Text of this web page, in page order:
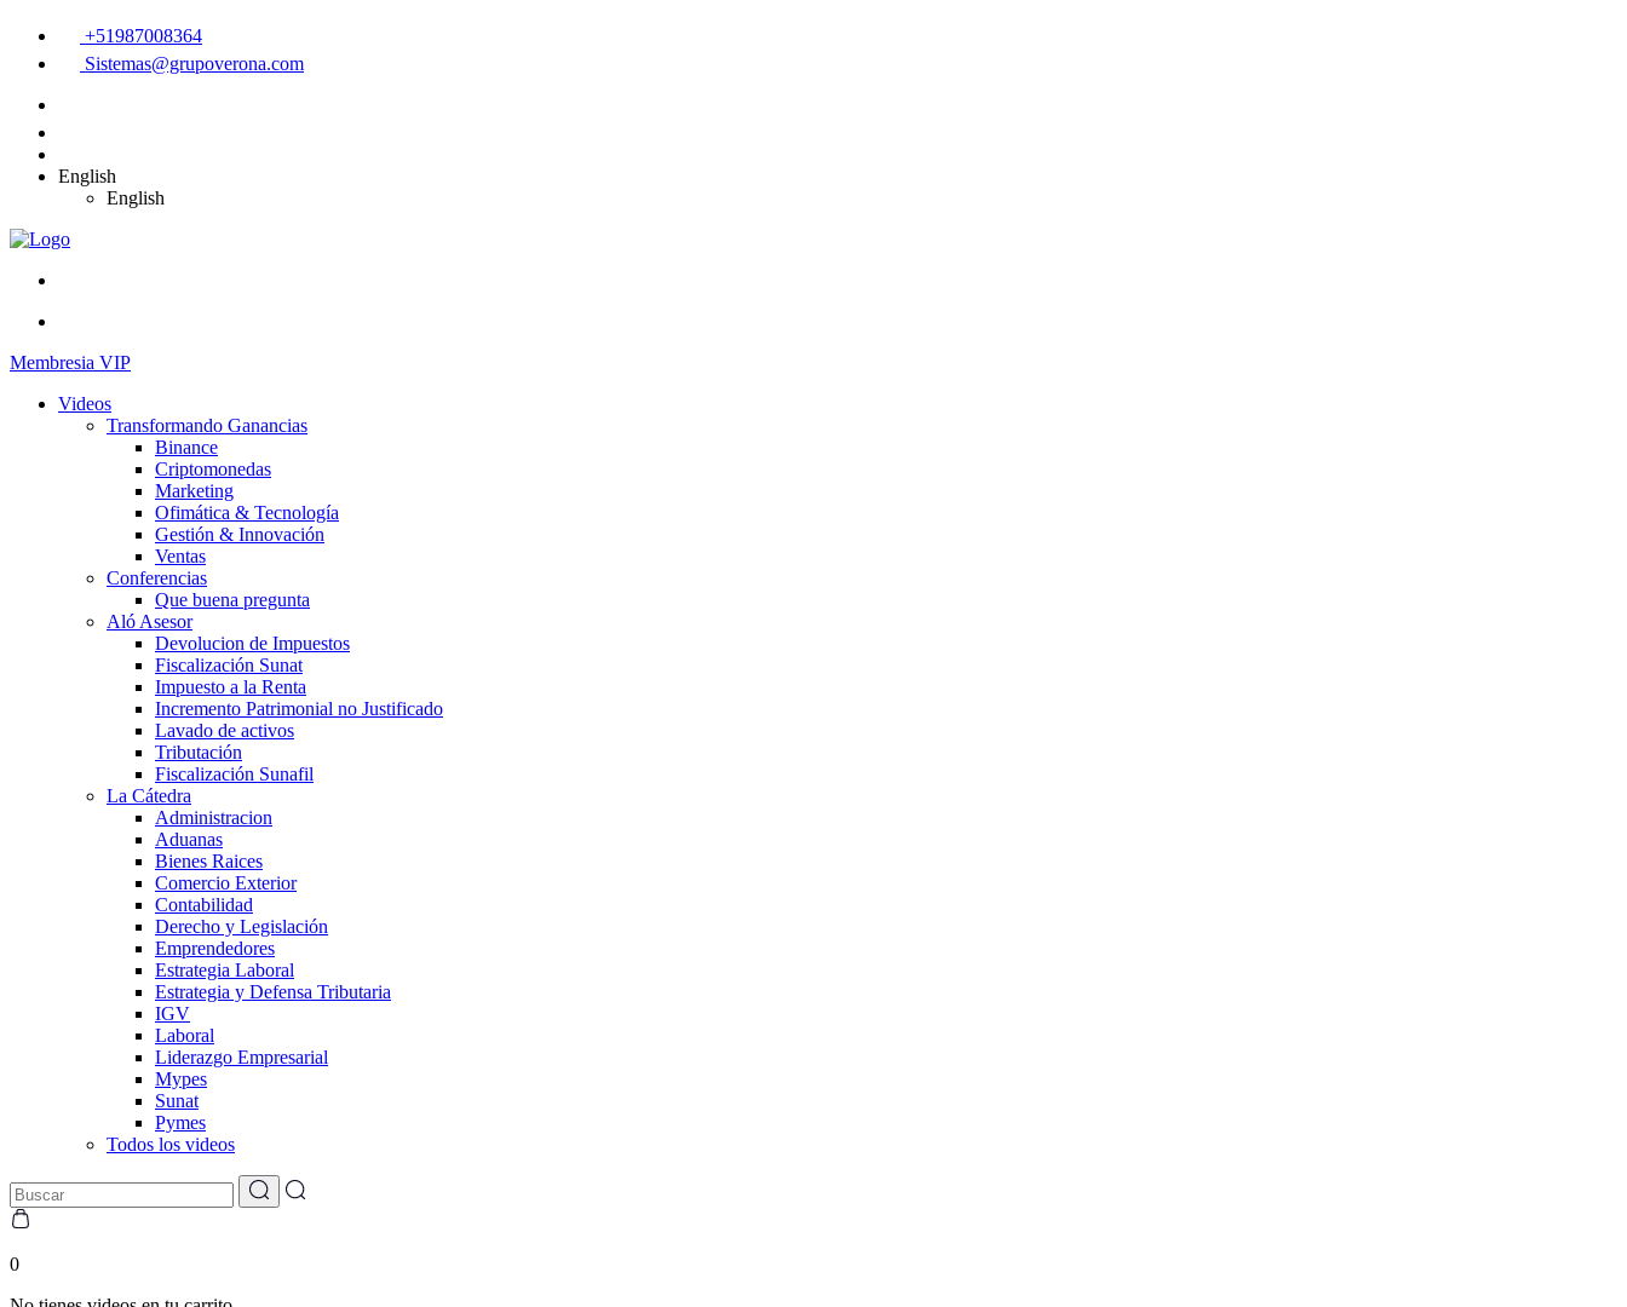
+51987008364
Sistemas@grupoverona.com
English
English
Membresia VIP
Videos
Transformando Ganancias
Binance
Criptomonedas
Marketing
Ofimática & Tecnología
Gestión & Innovación
Ventas
Conferencias
Que buena pregunta
Aló Asesor
Devolucion de Impuestos
Fiscalización Sunat
Impuesto a la Renta
Incremento Patrimonial no Justificado
Lavado de activos
Tributación
Fiscalización Sunafil
La Cátedra
Administracion
Aduanas
Bienes Raices
Comercio Exterior
Contabilidad
Derecho y Legislación
Emprendedores
Estrategia Laboral
Estrategia y Defensa Tributaria
IGV
Laboral
Liderazgo Empresarial
Mypes
Sunat
Pymes
Todos los videos
0